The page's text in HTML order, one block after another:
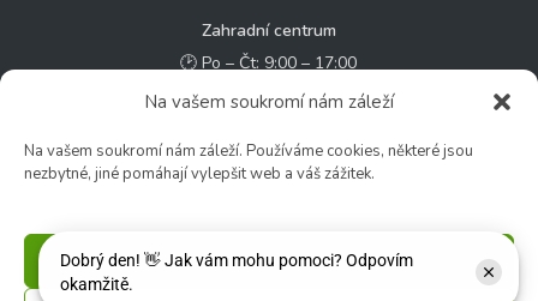
Na vašem soukromí nám záleží
Na vašem soukromí nám záleží. Používáme cookies, některé jsou
nezbytné, jiné pomáhají vylepšit web a váš zážitek.
Příjmout
Zahradní centrum
🕑 Po – Čt: 9:00 – 17:00
🕑 Pá – So: 9:00 – 18:00
🕑 So: 9:00 – 15:00